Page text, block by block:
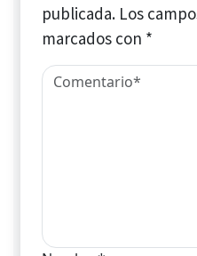
publicada. Los
marcados con *